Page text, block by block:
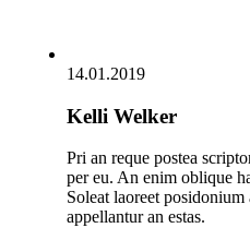
14.01.2019
Kelli Welker
Pri an reque postea
per eu. An enim oblique
Soleat laoreet
appellantur an estas.